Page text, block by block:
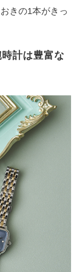
きの1本がきっ
時計は豊富な